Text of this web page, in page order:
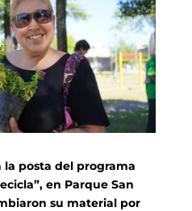
la posta del programa
en Parque San
su material por